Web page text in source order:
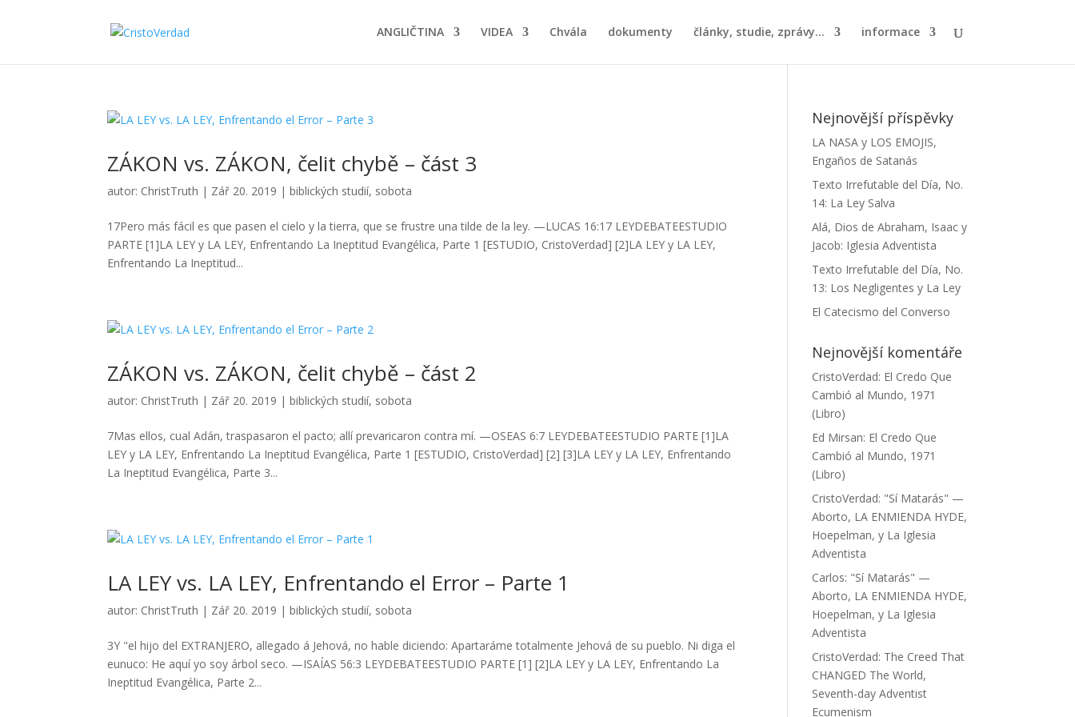
ANGLIČTINA VIDEA Chvála dokumenty články, studie, zprávy... informace
ZÁKON vs. ZÁKON, čelit chybě – část 3
autor: ChristTruth | Zář 20. 2019 |biblických studií, sobota
17Pero más fácil es que pasen el cielo y la tierra, que se frustre una tilde de la ley. —LUCAS 16:17 LEYDEBATEESTUDIO
PARTE [1]LA LEY y LA LEY, Enfrentando La Ineptitud Evangélica, Parte 1 [ESTUDIO, CristoVerdad] [2]LA LEY y LA LEY,
Enfrentando La Ineptitud...
ZÁKON vs. ZÁKON, čelit chybě – část 2
autor: ChristTruth | Zář 20. 2019 |biblických studií, sobota
7Mas ellos, cual Adán, traspasaron el pacto; allí prevaricaron contra mí. —OSEAS 6:7 LEYDEBATEESTUDIO PARTE [1]LA
LEY y LA LEY, Enfrentando La Ineptitud Evangélica, Parte 1 [ESTUDIO, CristoVerdad] [2] [3]LA LEY y LA LEY, Enfrentando
La Ineptitud Evangélica, Parte 3...
LA LEY vs. LA LEY, Enfrentando el Error – Parte 1
autor: ChristTruth | Zář 20. 2019 |biblických studií, sobota
3Y "el hijo del EXTRANJERO, allegado á Jehová, no hable diciendo: Apartaráme totalmente Jehová de su pueblo. Ni diga el
eunuco: He aquí yo soy árbol seco. —ISAÍAS 56:3 LEYDEBATEESTUDIO PARTE [1] [2]LA LEY y LA LEY, Enfrentando La
Ineptitud Evangélica, Parte 2...
Nejnovější příspěvky
LA NASA y LOS EMOJIS,
Engaños de Satanás
Texto Irrefutable del Día, No.
14: La Ley Salva
Alá, Dios de Abraham, Isaac y
Jacob: Iglesia Adventista
Texto Irrefutable del Día, No.
13: Los Negligentes y La Ley
El Catecismo del Converso
Nejnovější komentáře
CristoVerdad: El Credo Que
Cambió al Mundo, 1971
(Libro)
Ed Mirsan: El Credo Que
Cambió al Mundo, 1971
(Libro)
CristoVerdad: "Sí Matarás" —
Aborto, LA ENMIENDA HYDE,
Hoepelman, y La Iglesia
Adventista
Carlos: "Sí Matarás" —
Aborto, LA ENMIENDA HYDE,
Hoepelman, y La Iglesia
Adventista
CristoVerdad: The Creed That
CHANGED The World,
Seventh-day Adventist
Ecumenism